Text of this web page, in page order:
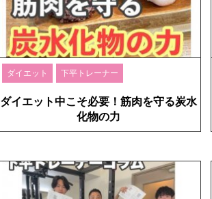
ダイエット 下平トレーナー
ダイエット中こそ必要！筋肉を守る炭水
化物の力